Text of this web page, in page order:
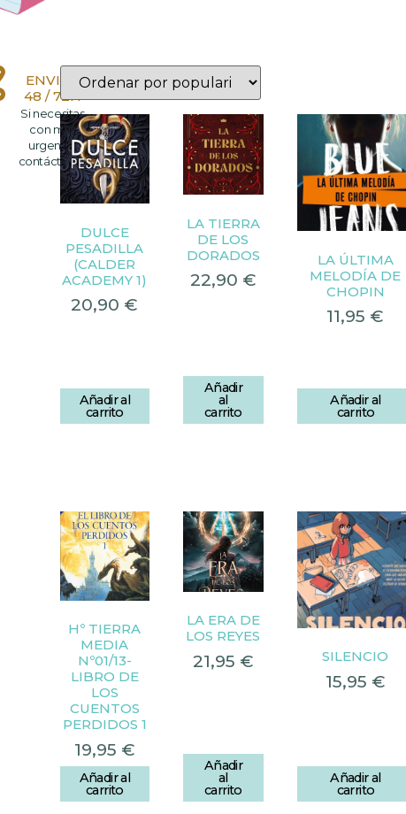
ENVIOS
48 / 72H
Si necesitas
con más
urgencia
contáctanos
DULCE
PESADILLA
(CALDER
ACADEMY 1)
20,90 €
Añadir al
carrito
LA TIERRA
DE LOS
DORADOS
22,90 €
Añadir
al
carrito
LA ÚLTIMA
MELODÍA DE
CHOPIN
11,95 €
Añadir al
carrito
Hº TIERRA
MEDIA
Nº01/13-
LIBRO DE
LOS
CUENTOS
PERDIDOS 1
19,95 €
Añadir al
carrito
LA ERA DE
LOS REYES
21,95 €
Añadir
al
carrito
SILENCIO
15,95 €
Añadir al
carrito